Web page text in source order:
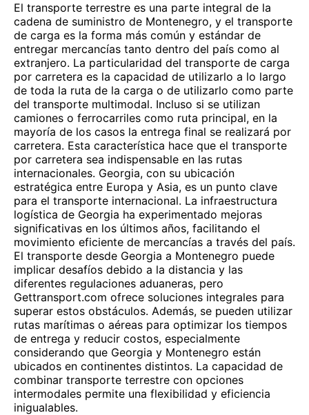
El transporte terrestre es una parte integral de la
cadena de suministro de Montenegro, y el transporte
de carga es la forma más común y estándar de
entregar mercancías tanto dentro del país como al
extranjero. La particularidad del transporte de carga
por carretera es la capacidad de utilizarlo a lo largo
de toda la ruta de la carga o de utilizarlo como parte
del transporte multimodal. Incluso si se utilizan
camiones o ferrocarriles como ruta principal, en la
mayoría de los casos la entrega final se realizará por
carretera. Esta característica hace que el transporte
por carretera sea indispensable en las rutas
internacionales. Georgia, con su ubicación
estratégica entre Europa y Asia, es un punto clave
para el transporte internacional. La infraestructura
logística de Georgia ha experimentado mejoras
significativas en los últimos años, facilitando el
movimiento eficiente de mercancías a través del país.
El transporte desde Georgia a Montenegro puede
implicar desafíos debido a la distancia y las
diferentes regulaciones aduaneras, pero
Gettransport.com ofrece soluciones integrales para
superar estos obstáculos. Además, se pueden utilizar
rutas marítimas o aéreas para optimizar los tiempos
de entrega y reducir costos, especialmente
considerando que Georgia y Montenegro están
ubicados en continentes distintos. La capacidad de
combinar transporte terrestre con opciones
intermodales permite una flexibilidad y eficiencia
inigualables.